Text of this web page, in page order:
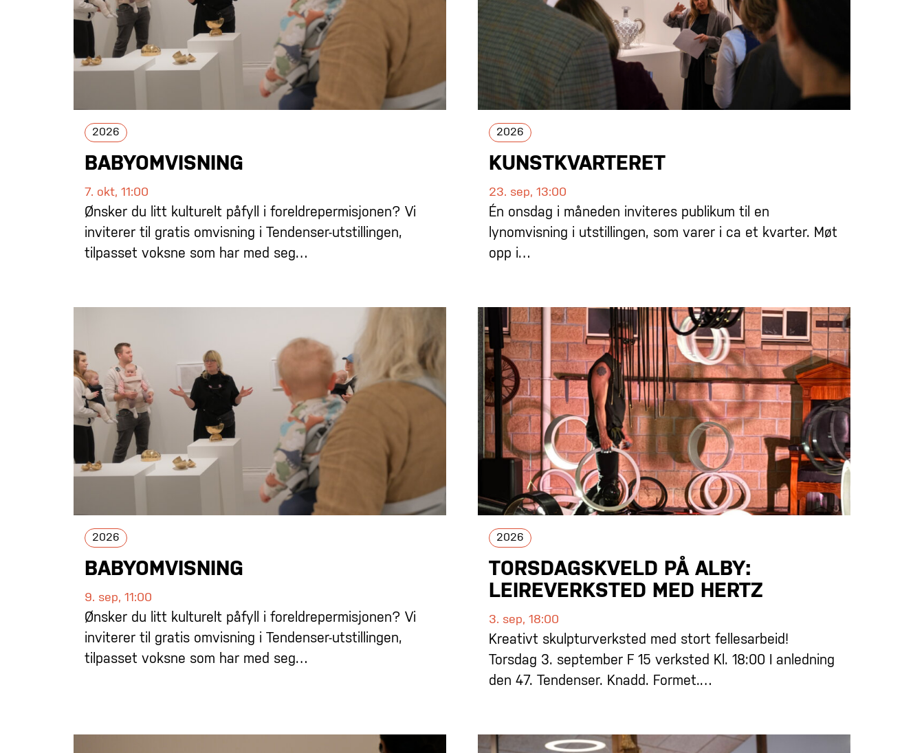
2026
BABYOMVISNING
7. okt, 11:00
Ønsker du litt kulturelt påfyll i foreldrepermisjonen? Vi
inviterer til gratis omvisning i Tendenser-utstillingen,
tilpasset voksne som har med seg…
2026
KUNSTKVARTERET
23. sep, 13:00
Én onsdag i måneden inviteres publikum til en
lynomvisning i utstillingen, som varer i ca et kvarter. Møt
opp i…
2026
BABYOMVISNING
9. sep, 11:00
Ønsker du litt kulturelt påfyll i foreldrepermisjonen? Vi
inviterer til gratis omvisning i Tendenser-utstillingen,
tilpasset voksne som har med seg…
2026
TORSDAGSKVELD PÅ ALBY:
LEIREVERKSTED MED HERTZ
3. sep, 18:00
Kreativt skulpturverksted med stort fellesarbeid!
Torsdag 3. september F 15 verksted Kl. 18:00 I anledning
den 47. Tendenser. Knadd. Formet.…